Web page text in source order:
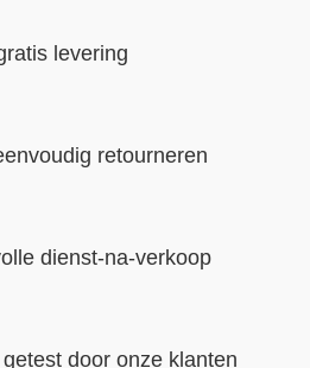
levering
retourneren
dienst-na-verkoop
door onze klanten